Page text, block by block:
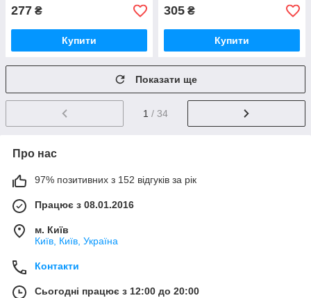
277 ₴
Купити
305 ₴
Купити
Показати ще
1 / 34
Про нас
97% позитивних з 152 відгуків за рік
Працює з 08.01.2016
м. Київ
Київ, Київ, Україна
Контакти
Сьогодні працює з 12:00 до 20:00